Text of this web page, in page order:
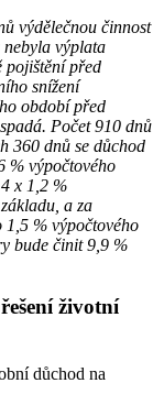
výdělečnou činnost
výplata
pojištění před
snížení
období před
Počet 910 dnů
360 dnů se důchod
% výpočtového
x 1,2 %
a za
1,5 % výpočtového
bude činit 9,9 %
životní
důchod na